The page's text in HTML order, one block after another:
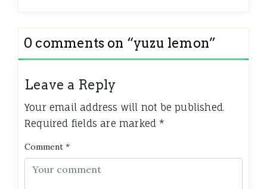
0 comments on “yuzu lemon”
Leave a Reply
Your email address will not be published.
Required fields are marked *
Comment *